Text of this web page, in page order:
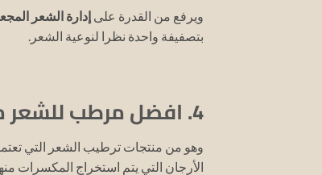
ويرفع من القدرة على إدارة الشعر
بتصفيفة واحدة نظرا لنوعية الشعر.
4. افضل مرطب للشعر من Creme of Nature:
وهو من منتجات ترطيب الشعر التي تعتمد في
الأرجان التي يتم استخراج المكسرات